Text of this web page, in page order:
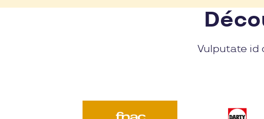
Vulputate id